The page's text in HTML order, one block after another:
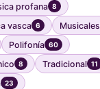
profana 8
vasca 6 Musicales
Polifonía 60
8 Tradicional 11
23